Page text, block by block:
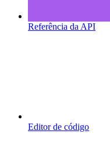
Referência da API
Editor de código